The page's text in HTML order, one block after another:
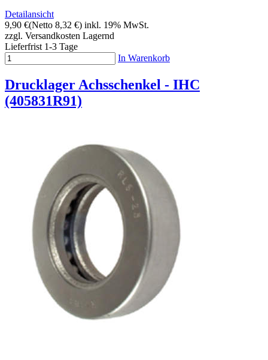
Detailansicht
9,90 €(Netto 8,32 €) inkl. 19% MwSt.
zzgl. Versandkosten Lagernd
Lieferfrist 1-3 Tage
In Warenkorb
Drucklager Achsschenkel - IHC
(405831R91)